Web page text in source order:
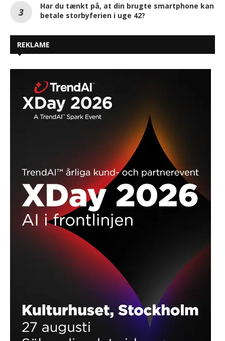
Har du tænkt på, at din brugte smartphone kan
betale storbyferien i uge 42?
REKLAME